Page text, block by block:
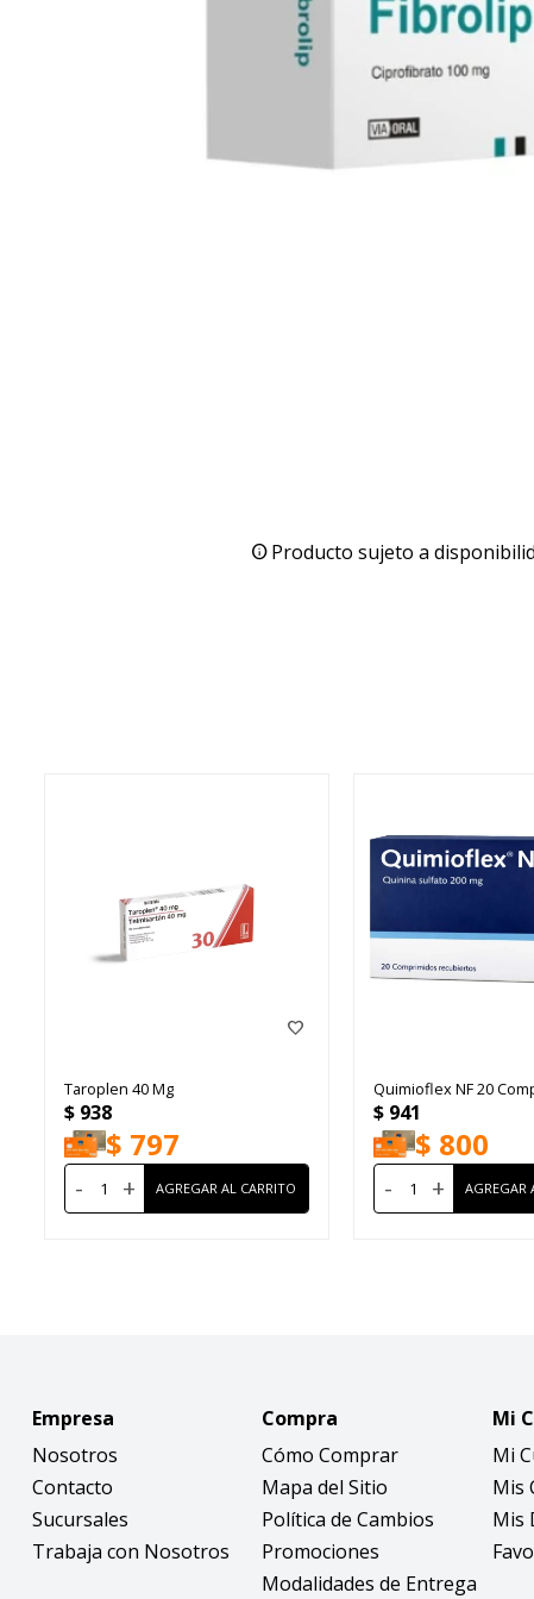
Producto sujeto a
Taroplen 40 Mg
$ 938
$ 797
- +
Quimioflex NF 20
$ 941
$ 800
- +
Empresa
Nosotros
Contacto
Sucursales
Trabaja con Nosotros
Compra
Cómo Comprar
Mapa del Sitio
Política de Cambios
Promociones
Modalidades de Entrega
Mi
Mi
Mis
Mis